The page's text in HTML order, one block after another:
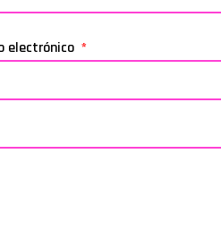
electrónico